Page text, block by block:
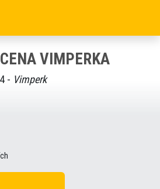
VIMPERKA
- Vimperk